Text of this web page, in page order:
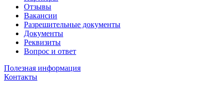
Отзывы
Вакансии
Разрешительные документы
Документы
Реквизиты
Вопрос и ответ
Полезная информация
Контакты